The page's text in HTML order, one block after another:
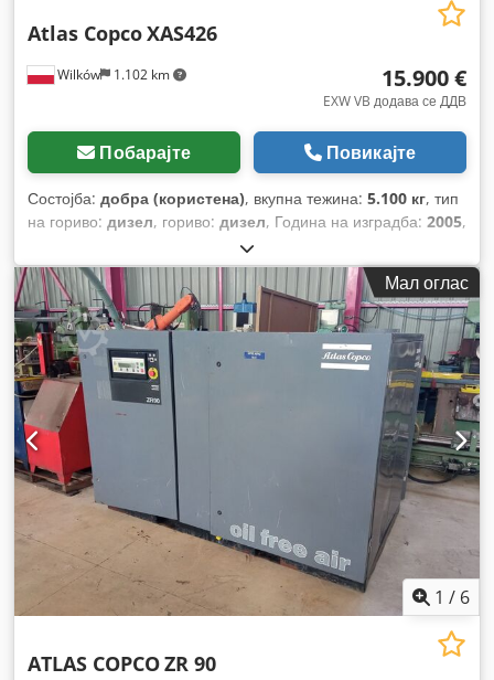
Wilków 1.102 km
Atlas CopcoXAS426
15.900 €
EXW VB додава се ДДВ
Побарајте Повикајте
Состојба: добра (користена), вкупна тежина: 5.100 кг, тип
на гориво: дизел, гориво: дизел, Година на изградба: 2005,
Мал оглас
1 / 6
ATLAS COPCOZR 90